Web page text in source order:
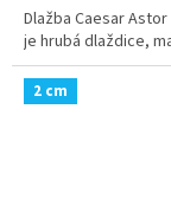
Dlažba Caesar
je hrubá dlaždice,
2 cm